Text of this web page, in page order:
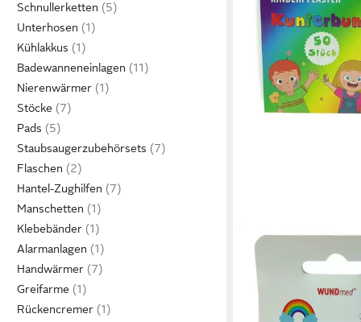
Schnullerketten
Unterhosen
Kühlakkus
Badewanneneinlagen
Nierenwärmer
Stöcke
Pads
Staubsaugerzubehörsets
Flaschen
Hantel-Zughilfen
Manschetten
Klebebänder
Alarmanlagen
Handwärmer
Greifarme
Rückencremer
WUNDMED
Wundpflaster 50 bunte
Kinderpflaster -
(Set, 50 St.,
Wundpflaster